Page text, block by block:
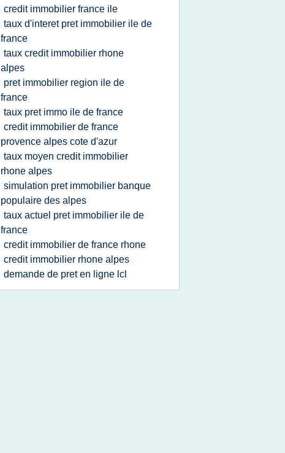
credit immobilier france ile
taux d'interet pret immobilier ile de
france
taux credit immobilier rhone
alpes
pret immobilier region ile de
france
taux pret immo ile de france
credit immobilier de france
provence alpes cote d'azur
taux moyen credit immobilier
rhone alpes
simulation pret immobilier banque
populaire des alpes
taux actuel pret immobilier ile de
france
credit immobilier de france rhone
credit immobilier rhone alpes
demande de pret en ligne lcl